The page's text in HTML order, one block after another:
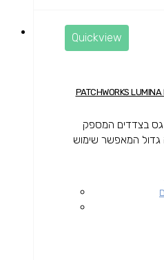
Quickview
בצדדים המספק
גדול המאפשר שימוש